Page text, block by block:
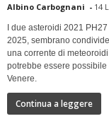
Albino Carbognani - 14
I due asteroidi 2021
2025, sembrano
una corrente di
potrebbe essere
Venere.
Continua a leggere